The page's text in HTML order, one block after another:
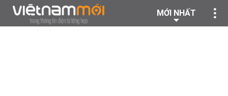
MỚI NHẤT